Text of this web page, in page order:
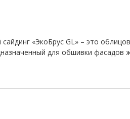
«ЭкоБрус GL» – это
для обшивки фасадов